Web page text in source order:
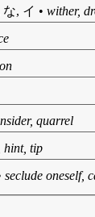
, イ • wither,
quarrel
hint, tip
seclude oneself,